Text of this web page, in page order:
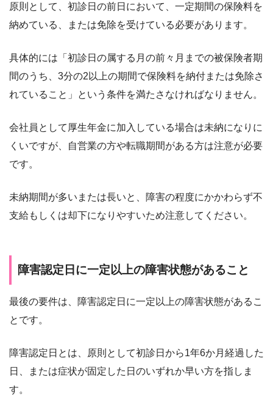
原則として、初診日の前日において、一定期間の保険料を
納めている、または免除を受けている必要があります。
具体的には「初診日の属する月の前々月までの被保険者期
間のうち、3分の2以上の期間で保険料を納付または免除さ
れていること」という条件を満たさなければなりません。
会社員として厚生年金に加入している場合は未納になりに
くいですが、自営業の方や転職期間がある方は注意が必要
です。
未納期間が多いまたは長いと、障害の程度にかかわらず不
支給もしくは却下になりやすいため注意してください。
障害認定日に一定以上の障害状態があること
最後の要件は、障害認定日に一定以上の障害状態があるこ
とです。
障害認定日とは、原則として初診日から1年6か月経過した
日、または症状が固定した日のいずれか早い方を指しま
す。